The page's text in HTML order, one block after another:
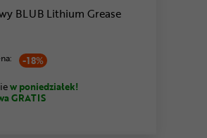
BLUB Lithium Grease
-18%
w poniedziałek!
GRATIS